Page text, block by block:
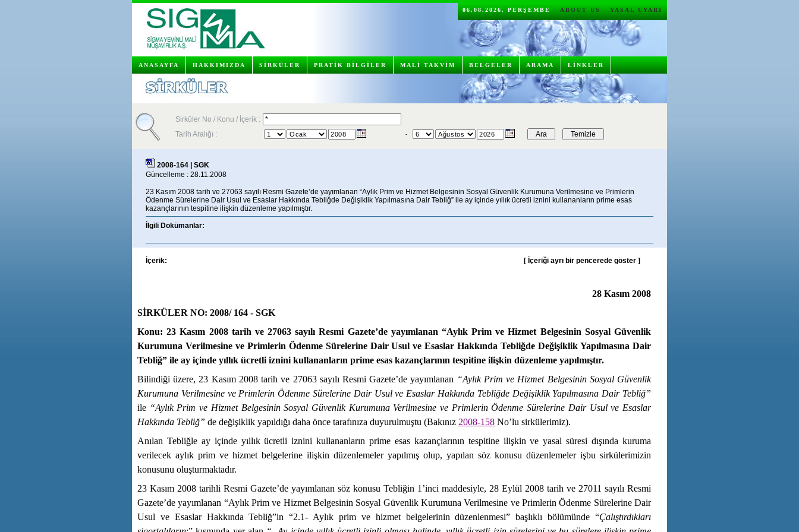
YASAL UYARI
ABOUT US
06.08.2026, PERŞEMBE
ANASAYFA HAKKIMIZDA SİRKÜLER PRATİK BİLGİLER MALİ TAKVİM BELGELER ARAMA LİNKLER
Sirküler No / Konu / İçerik :
Tarih Aralığı :
-
2008-164 | SGK
Güncelleme : 28.11.2008
23 Kasım 2008 tarih ve 27063 sayılı Resmi Gazete’de yayımlanan “Aylık Prim ve Hizmet Belgesinin Sosyal Güvenlik Kurumuna Verilmesine ve Primlerin
Ödenme Sürelerine Dair Usul ve Esaslar Hakkında Tebliğde Değişiklik Yapılmasına Dair Tebliğ” ile ay içinde yıllık ücretli iznini kullananların prime esas
kazançlarının tespitine ilişkin düzenleme yapılmıştır.
İlgili Dokümanlar:
İçerik: [ İçeriği ayrı bir pencerede göster ]